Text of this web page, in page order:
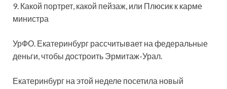
9. Какой портрет, какой пейзаж, или Плюсик к карме
министра
УрФО. Екатеринбург рассчитывает на федеральные
деньги, чтобы достроить Эрмитаж-Урал.
Екатеринбург на этой неделе посетила новый